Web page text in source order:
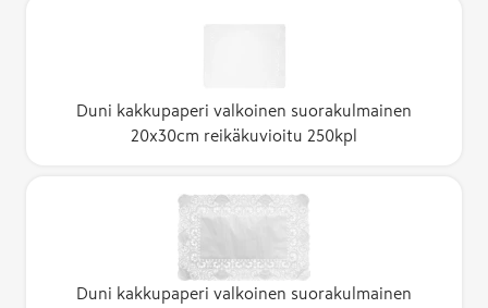
Duni kakkupaperi valkoinen suorakulmainen
20x30cm reikäkuvioitu 250kpl
Duni kakkupaperi valkoinen suorakulmainen